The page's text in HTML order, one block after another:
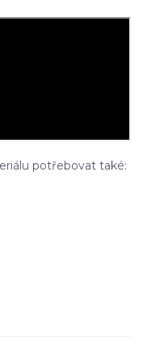
potřebovat také: